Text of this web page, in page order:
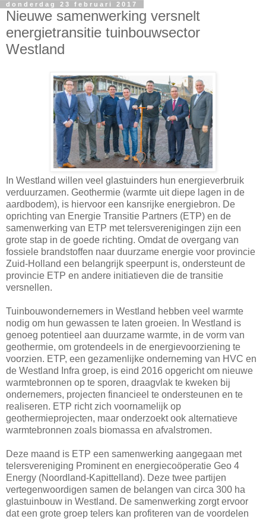
donderdag 23 februari 2017
Nieuwe samenwerking versnelt
energietransitie tuinbouwsector
Westland
In Westland willen veel glastuinders hun energieverbruik
verduurzamen. Geothermie (warmte uit diepe lagen in de
aardbodem), is hiervoor een kansrijke energiebron. De
oprichting van Energie Transitie Partners (ETP) en de
samenwerking van ETP met telersverenigingen zijn een
grote stap in de goede richting. Omdat de overgang van
fossiele brandstoffen naar duurzame energie voor provincie
Zuid-Holland een belangrijk speerpunt is, ondersteunt de
provincie ETP en andere initiatieven die de transitie
versnellen.
Tuinbouwondernemers in Westland hebben veel warmte
nodig om hun gewassen te laten groeien. In Westland is
genoeg potentieel aan duurzame warmte, in de vorm van
geothermie, om grotendeels in de energievoorziening te
voorzien. ETP, een gezamenlijke onderneming van HVC en
de Westland Infra groep, is eind 2016 opgericht om nieuwe
warmtebronnen op te sporen, draagvlak te kweken bij
ondernemers, projecten financieel te ondersteunen en te
realiseren. ETP richt zich voornamelijk op
geothermieprojecten, maar onderzoekt ook alternatieve
warmtebronnen zoals biomassa en afvalstromen.
Deze maand is ETP een samenwerking aangegaan met
telersvereniging Prominent en energiecoöperatie Geo 4
Energy (Noordland-Kapittelland). Deze twee partijen
vertegenwoordigen samen de belangen van circa 300 ha
glastuinbouw in Westland. De samenwerking zorgt ervoor
dat een grote groep telers kan profiteren van de voordelen